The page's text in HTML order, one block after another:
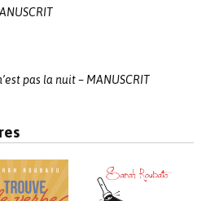
pas la nuit – MANUSCRIT